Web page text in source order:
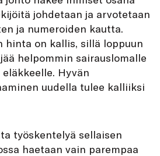
johdetaan ja arvotetaan
ja numeroiden kautta.
hinta on kallis, sillä loppuun
helpommin sairauslomalle
Hyvän
uudella tulee kalliiksi
työskentelyä sellaisen
haetaan vain parempaa